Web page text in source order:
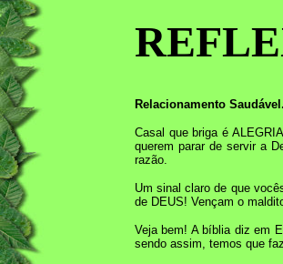
Relacionamento
Casal que briga é
querem parar de servir a
razão.
Um sinal claro de que
de DEUS! Vençam o
Veja bem! A bíblia diz em
sendo assim, temos que